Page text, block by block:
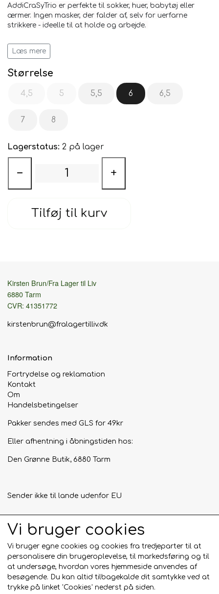
AddiCraSyTrio er perfekte til sokker, huer, babytøj eller
ærmer. Ingen masker, der falder af, selv for uerfarne
strikkere - ideelle til at holde og arbejde.
Materiale:hvid bronzeret messing med to Lace spidser
og rød addi wire
Læs mere
Størrelse
4,5 5 5,5 6 6,5
7 8
Lagerstatus: 2 på lager
− +
Tilføj til kurv
Kirsten Brun/Fra Lager til Liv
6880 Tarm
CVR: 41351772
kirstenbrun@fralagertilliv.dk
Information
Fortrydelse og reklamation
Kontakt
Om
Handelsbetingelser
Pakker sendes med GLS for 49kr
Eller afhentning i åbningstiden hos:
Den Grønne Butik, 6880 Tarm
Sender ikke til lande udenfor EU
Tilmeld mig nyhedsbrevet
Tilmeld
Vi bruger cookies
Vi bruger egne cookies og cookies fra tredjeparter til at
personalisere din brugeroplevelse, til markedsføring og til
at undersøge, hvordan vores hjemmeside anvendes af
besøgende. Du kan altid tilbagekalde dit samtykke ved at
trykke på linket 'Cookies' nederst på siden.